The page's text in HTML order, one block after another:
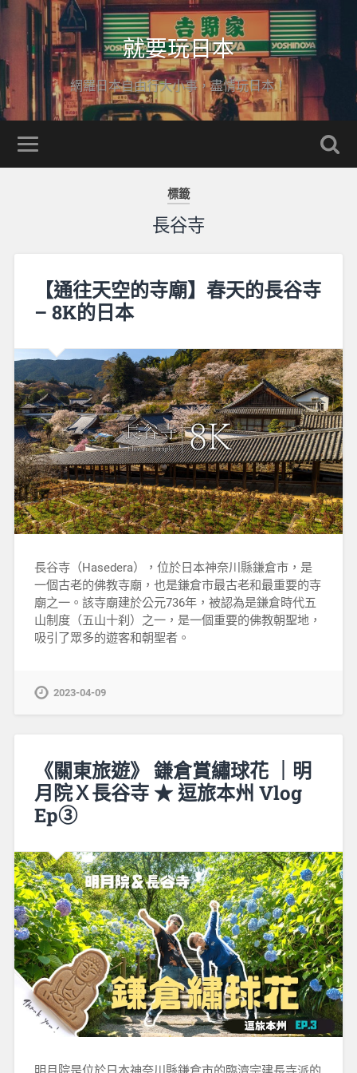
就要玩日本
網羅日本自由行大小事，盡情玩日本！
標籤
長谷寺
【通往天空的寺廟】春天的長谷寺
– 8K的日本
長谷寺（Hasedera），位於日本神奈川縣鎌倉市，是
一個古老的佛教寺廟，也是鎌倉市最古老和最重要的寺
廟之一。該寺廟建於公元736年，被認為是鎌倉時代五
山制度（五山十刹）之一，是一個重要的佛教朝聖地，
吸引了眾多的遊客和朝聖者。
2023-04-09
《關東旅遊》 鎌倉賞繡球花 ｜明
月院Ｘ長谷寺 ★ 逗旅本州 Vlog
Ep③